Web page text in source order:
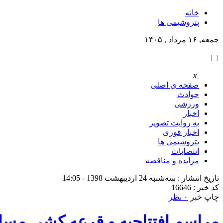
خانه
پتروشيمى ها
جمعه, ۱۶ مرداد , ۱۴۰۵
x
صفحه ی اصلی
حوادث
ورزشی
اخبار
به روایت تصویر
اخبار فوری
پتروشيمى ها
انتصابات
مزایده و مناقصه
تاریخ انتشار : سه‌شنبه 24 اردیبهشت 1398 - 14:05
کد خبر : 16646
چاپ خبر
۰ نظر